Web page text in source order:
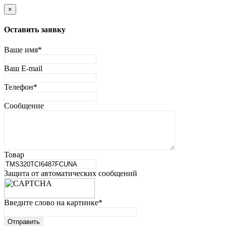
×
Оставить заявку
Ваше имя*
Ваш E-mail
Телефон*
Сообщение
Товар
Защита от автоматических сообщений
Введите слово на картинке*